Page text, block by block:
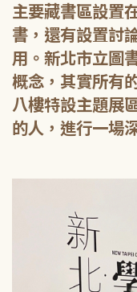
主要藏書區設置
書，還有設置討
用。新北市立圖
概念，其實所有
八樓特設主題展
的人，進行一場